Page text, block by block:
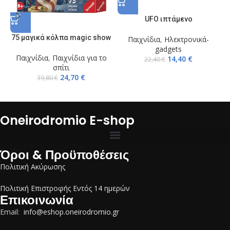
75 μαγικά κόλπα magic show
Παιχνίδια, Παιχνίδια για το
σπίτι
39,80€ 24,70 €
UFO ιπτάμενο
Παιχνίδια, Ηλεκτρονικά-
gadgets
22,40€ 14,40 €
Oneirodromio E-shop
Όροι & Προϋποθέσεις
Πολιτική Ακύρωσης
Πολιτική Επιστροφής Εντός 14 ημερών
Επικοινωνία
Email: info@eshop.oneirodromio.gr